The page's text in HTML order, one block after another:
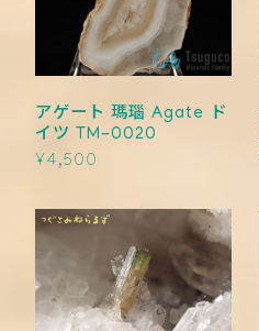
アゲート 瑪瑙 Agate ド
イツ TM-0020
¥4,500